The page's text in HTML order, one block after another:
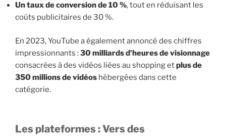
Un taux de conversion de 10 %, tout en réduisant les
coûts publicitaires de 30 %.
En 2023, YouTube a également annoncé des chiffres
impressionnants :30 milliards d’heures de visionnage
consacrées à des vidéos liées au shopping etplus de
350 millions de vidéos hébergées dans cette
catégorie.
Les plateformes : Vers des